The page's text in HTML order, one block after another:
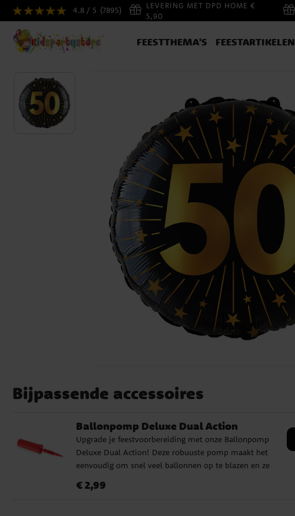
4.8 / 5 (7895)
LEVERING MET DPD HOME €
5,90
FEESTTHEMA'S FEESTARTIKELEN
Bijpassende accessoires
Ballonpomp Deluxe Dual Action
Upgrade je feestvoorbereiding met onze Ballonpomp
Deluxe Dual Action! Deze robuuste pomp maakt het
eenvoudig om snel veel ballonnen op te blazen en ze
gesorteerd zijn. Of het nu gaat om een kinderfeestje,
Prijs :€ 2,99
€ 2,99